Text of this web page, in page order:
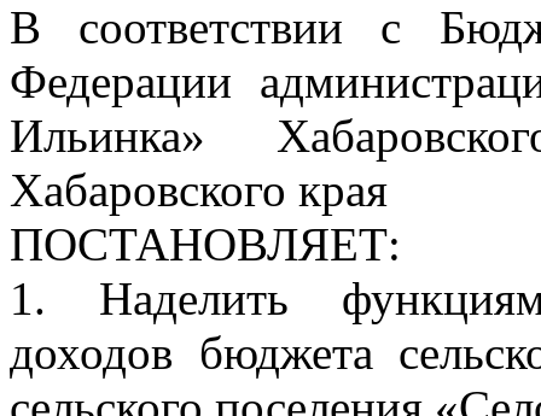
В соответствии с
Федерации
Ильинка»
Хабаровского края
ПОСТАНОВЛЯЕТ:
1. Наделить
доходов бюджета